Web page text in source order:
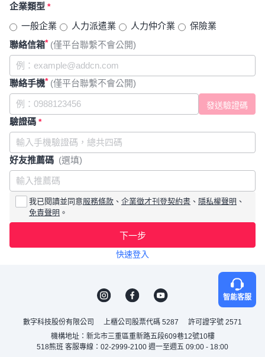
企業類型 *
一般企業 人力派遣業 人力仲介業
保險業
聯絡信箱* (僅平台聯繫不會公開)
聯絡手機* (僅平台聯繫不會公開)
驗證碼 *
好友推薦碼 (選填)
我已閱讀並同意服務條款 、 企業徵才刊登契約書 、 隱私權聲明 、
免責聲明 。
下一步
快速登入
智能客服
數字科技股份有限公司 上櫃公司股票代碼 5287
許可證字號 2571
機構地址：新北市三重區重新路五段609巷12號10樓
518熊班 客服專線：02-2999-2100 週一至週五 09:00 - 18:00